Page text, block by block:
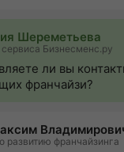
Шереметьева
сервиса Бизнесменс.ру
ли вы
франчайзи?
развитию франчайзинга